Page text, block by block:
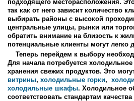
подходящего месторасположения.
так как от него зависит количество
выбирать районы с высокой
центральные улицы, рынки или
обратить внимание на близость к
потенциальные клиенты могут легко
Теперь перейдем к выбору
Для начала потребуется
хранения свежих продуктов. Это
витрины, холодильные горки,
холодильные шкафы. Холодильное
соответствовать стандартам